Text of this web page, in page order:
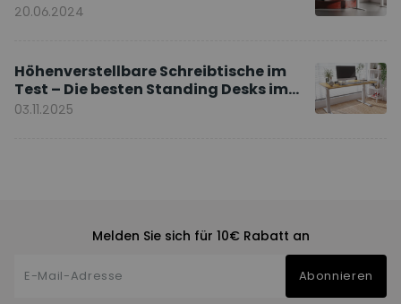
20.06.2024
Höhenverstellbare Schreibtische im
Test – Die besten Standing Desks im
Vergleich
03.11.2025
Melden Sie sich für 10€ Rabatt an
Abonnieren